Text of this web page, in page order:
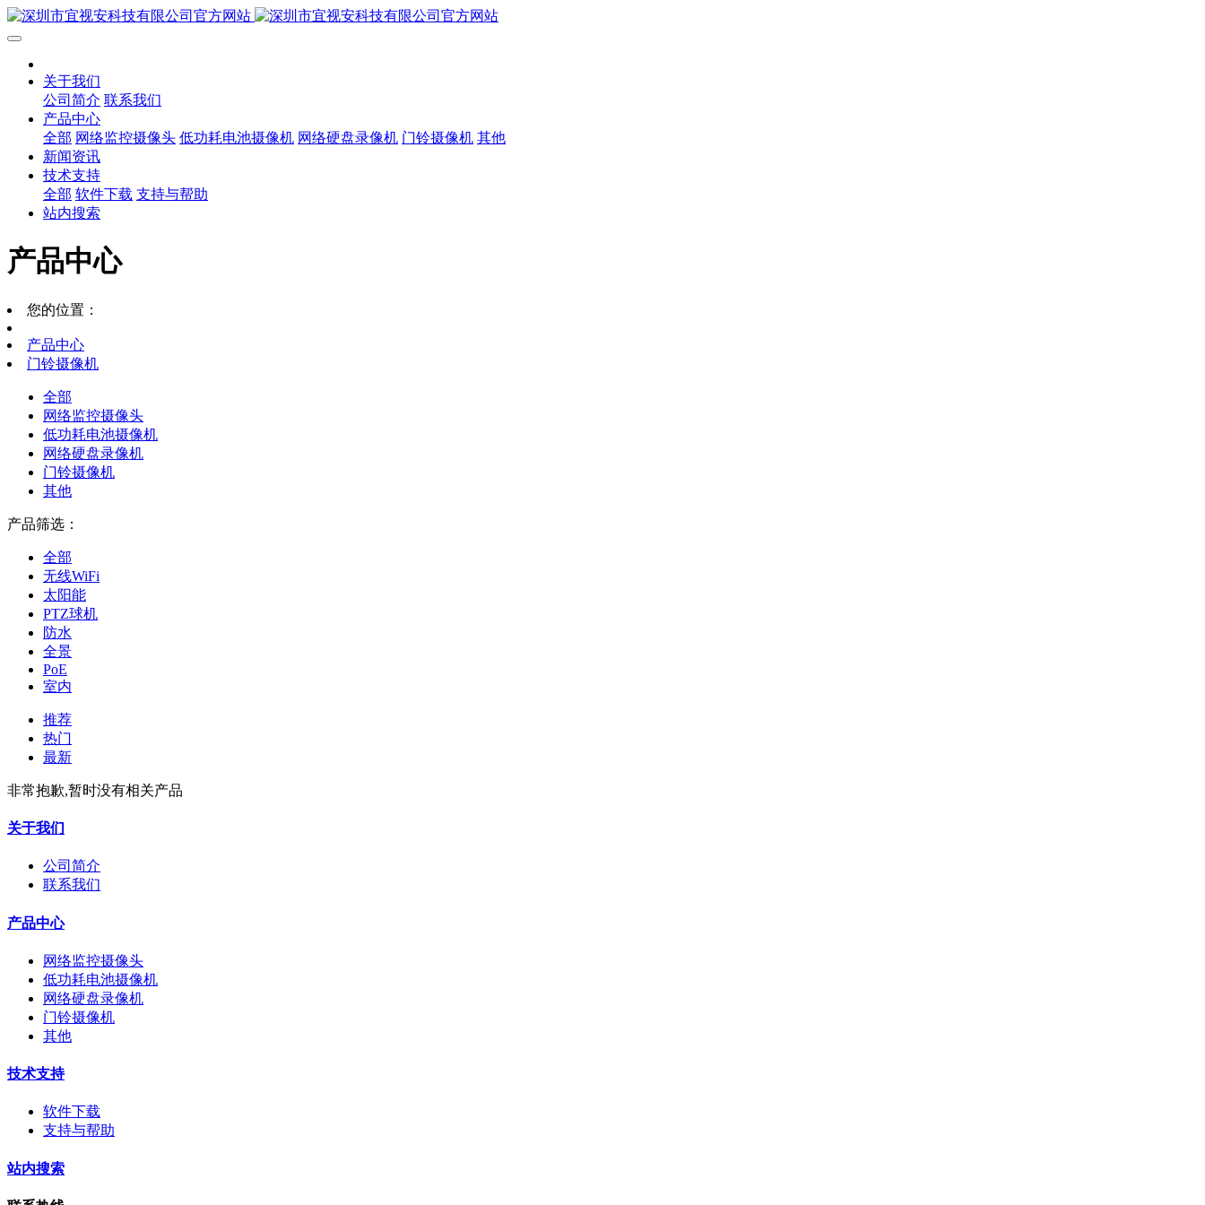
关于我们
公司简介 联系我们
产品中心
全部 网络监控摄像头 低功耗电池摄像机 网络硬盘录像机 门铃摄像机 其他
新闻资讯
技术支持
全部 软件下载 支持与帮助
站内搜索
产品中心
您的位置：
产品中心
门铃摄像机
全部
网络监控摄像头
低功耗电池摄像机
网络硬盘录像机
门铃摄像机
其他
产品筛选：
全部
无线WiFi
太阳能
PTZ球机
防水
全景
PoE
室内
推荐
热门
最新
非常抱歉,暂时没有相关产品
关于我们
公司简介
联系我们
产品中心
网络监控摄像头
低功耗电池摄像机
网络硬盘录像机
门铃摄像机
其他
技术支持
软件下载
支持与帮助
站内搜索